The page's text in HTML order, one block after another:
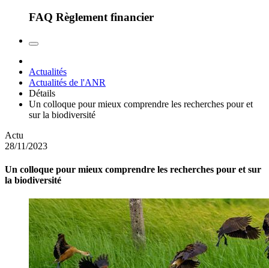
FAQ Règlement financier
Actualités
Actualités de l'ANR
Détails
Un colloque pour mieux comprendre les recherches pour et
sur la biodiversité
Actu
28/11/2023
Un colloque pour mieux comprendre les recherches pour et sur
la biodiversité